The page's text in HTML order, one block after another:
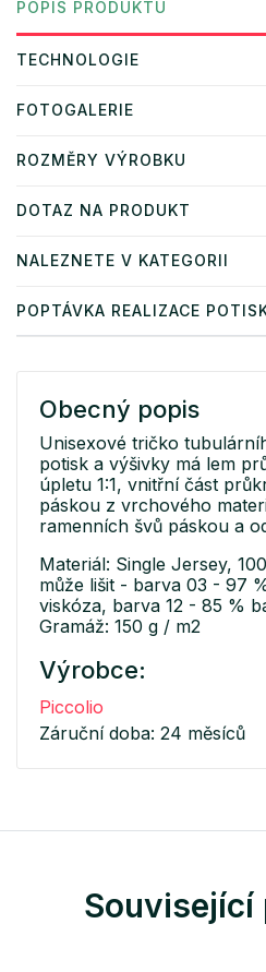
POPIS PRODUKTU
TECHNOLOGIE
FOTOGALERIE
ROZMĚRY VÝROBKU
DOTAZ NA PRODUKT
NALEZNETE V KATEGORII
POPTÁVKA REALIZACE
Obecný popis
Unisexové tričko
potisk a výšivky má lem
úpletu 1:1, vnitřní část
páskou z vrchového
ramenních švů páskou a
Materiál: Single Jersey,
může lišit - barva 03 - 97
viskóza, barva 12 - 85 %
Gramáž: 150 g / m2
Výrobce:
Piccolio
Záruční doba: 24 měsíců
Související